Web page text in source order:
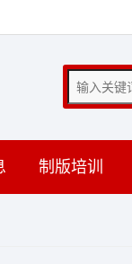
制版培训